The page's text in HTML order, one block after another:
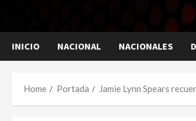
INICIO NACIONAL NACIONALES
Home Portada Jamie Lynn Spears